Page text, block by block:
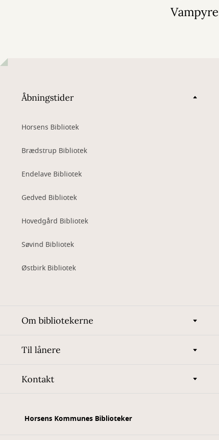
Åbningstider
Horsens Bibliotek
Brædstrup Bibliotek
Endelave Bibliotek
Gedved Bibliotek
Hovedgård Bibliotek
Søvind Bibliotek
Østbirk Bibliotek
Om bibliotekerne
Til lånere
Kontakt
Horsens Kommunes Biblioteker